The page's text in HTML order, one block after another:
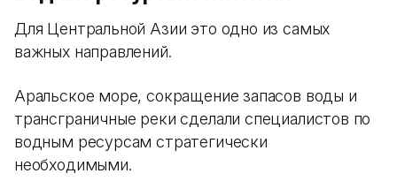
Для Центральной Азии это одно из самых
важных направлений.
Аральское море, сокращение запасов воды и
трансграничные реки сделали специалистов по
водным ресурсам стратегически
необходимыми.